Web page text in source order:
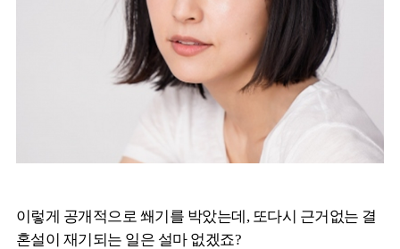
이렇게 공개적으로 쐐기를 박았는데, 또다시 근거없는 결
혼설이 재기되는 일은 설마 없겠죠?